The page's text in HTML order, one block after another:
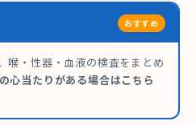
おすすめ
喉・性器・血液の検査をまとめ
心当たりがある場合はこちら